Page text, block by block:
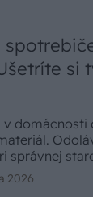
si
v domácnosti
správnej
riady
2026